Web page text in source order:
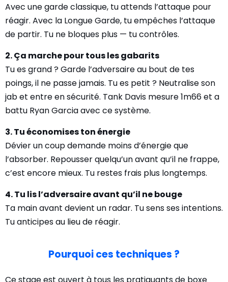
Avec une garde classique, tu attends l’attaque pour
réagir. Avec la Longue Garde, tu empêches l’attaque
de partir. Tu ne bloques plus — tu contrôles.
2. Ça marche pour tous les gabarits
Tu es grand ? Garde l’adversaire au bout de tes
poings, il ne passe jamais. Tu es petit ? Neutralise son
jab et entre en sécurité. Tank Davis mesure 1m66 et a
battu Ryan Garcia avec ce système.
3. Tu économises ton énergie
Dévier un coup demande moins d’énergie que
l’absorber. Repousser quelqu’un avant qu’il ne frappe,
c’est encore mieux. Tu restes frais plus longtemps.
4. Tu lis l’adversaire avant qu’il ne bouge
Ta main avant devient un radar. Tu sens ses intentions.
Tu anticipes au lieu de réagir.
Pourquoi ces techniques ?
Ce stage est ouvert à tous les pratiquants de boxe